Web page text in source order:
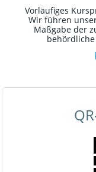
Vorläufiges
Wir führen
Maßgabe der